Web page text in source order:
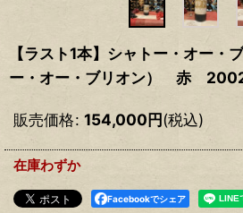
【ラスト1本】シャトー・オー
ー・オー・ブリオン） 赤
販売価格: 154,000円(税込)
在庫わずか
Facebookでシェア